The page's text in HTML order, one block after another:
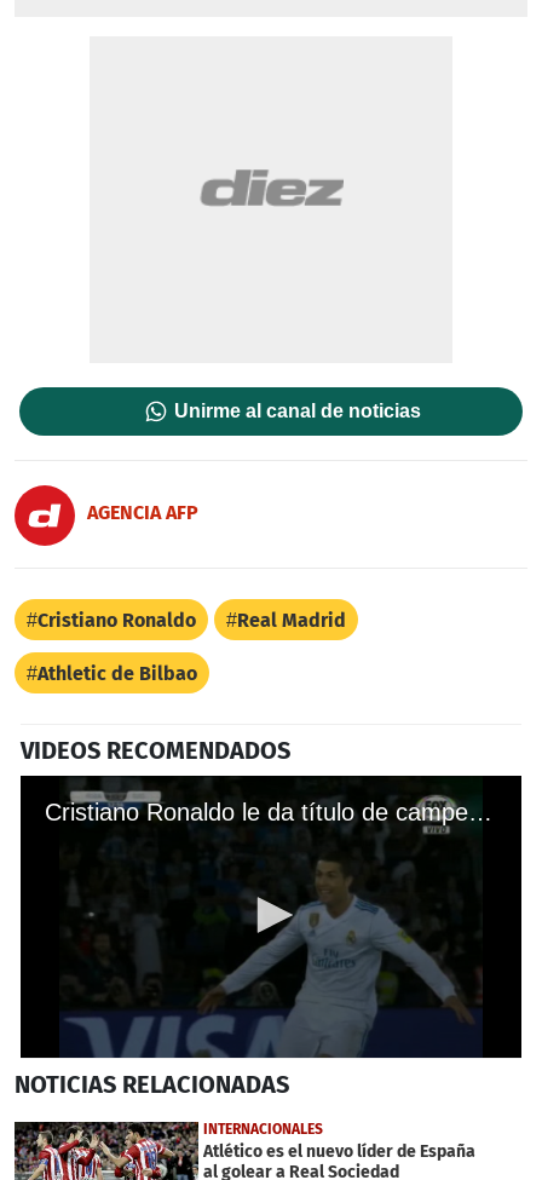
Unirme al canal de noticias
AGENCIA AFP
Cristiano Ronaldo Real Madrid
Athletic de Bilbao
VIDEOS RECOMENDADOS
Cristiano Ronaldo le da título de campeón al Real Madrid en Mundial de Clubes
seconds
39
seconds
NOTICIAS RELACIONADAS
INTERNACIONALES
Atlético es el nuevo líder de España
al golear a Real Sociedad